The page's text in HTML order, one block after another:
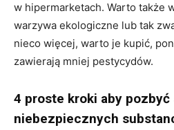
w hipermarketach. Warto także
warzywa ekologiczne lub tak
nieco więcej, warto je kupić,
zawierają mniej pestycydów.
4 proste kroki aby pozbyć
niebezpiecznych